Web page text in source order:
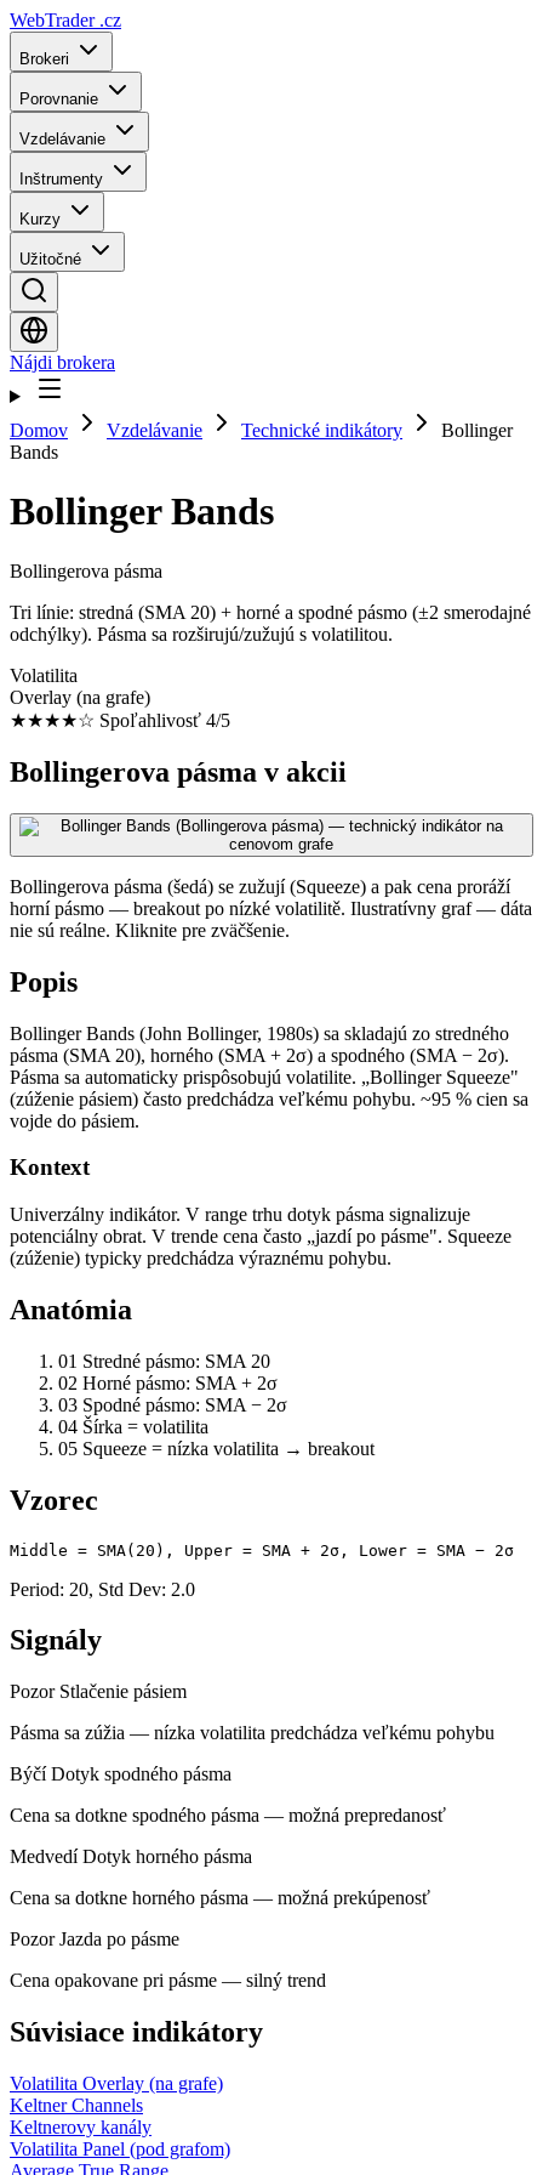
WebTrader .cz
Brokeri
Porovnanie
Vzdelávanie
Inštrumenty
Kurzy
Užitočné
Nájdi brokera
Domov Vzdelávanie Technické indikátory
Bollinger
Bands
Bollinger Bands
Bollingerova pásma
Tri línie: stredná (SMA 20) + horné a spodné pásmo (±2 smerodajné
odchýlky). Pásma sa rozširujú/zužujú s volatilitou.
Volatilita
Overlay (na grafe)
★★★★☆ Spoľahlivosť 4/5
Bollingerova pásma v akcii
Bollingerova pásma (šedá) se zužují (Squeeze) a pak cena proráží
horní pásmo — breakout po nízké volatilitě. Ilustratívny graf — dáta
nie sú reálne. Kliknite pre zväčšenie.
Popis
Bollinger Bands (John Bollinger, 1980s) sa skladajú zo stredného
pásma (SMA 20), horného (SMA + 2σ) a spodného (SMA − 2σ).
Pásma sa automaticky prispôsobujú volatilite. „Bollinger Squeeze"
(zúženie pásiem) často predchádza veľkému pohybu. ~95 % cien sa
vojde do pásiem.
Kontext
Univerzálny indikátor. V range trhu dotyk pásma signalizuje
potenciálny obrat. V trende cena často „jazdí po pásme". Squeeze
(zúženie) typicky predchádza výraznému pohybu.
Anatómia
01 Stredné pásmo: SMA 20
02 Horné pásmo: SMA + 2σ
03 Spodné pásmo: SMA − 2σ
04 Šírka = volatilita
05 Squeeze = nízka volatilita → breakout
Vzorec
Middle = SMA(20), Upper = SMA + 2σ, Lower = SMA − 2σ
Period: 20, Std Dev: 2.0
Signály
Pozor Stlačenie pásiem
Pásma sa zúžia — nízka volatilita predchádza veľkému pohybu
BýčíDotyk spodného pásma
Cena sa dotkne spodného pásma — možná prepredanosť
MedvedíDotyk horného pásma
Cena sa dotkne horného pásma — možná prekúpenosť
PozorJazda po pásme
Cena opakovane pri pásme — silný trend
Súvisiace indikátory
Volatilita Overlay (na grafe)
Keltner Channels
Keltnerovy kanály
Volatilita Panel (pod grafom)